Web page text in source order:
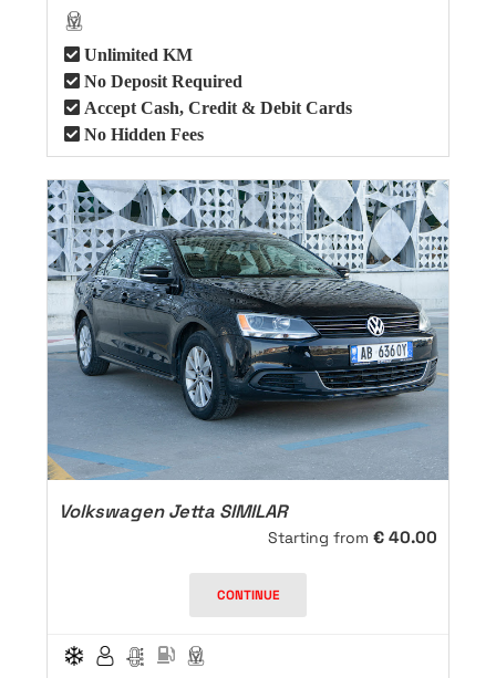
Unlimited KM
No Deposit Required
Accept Cash, Credit & Debit Cards
No Hidden Fees
Volkswagen Jetta SIMILAR
Starting from € 40.00
CONTINUE